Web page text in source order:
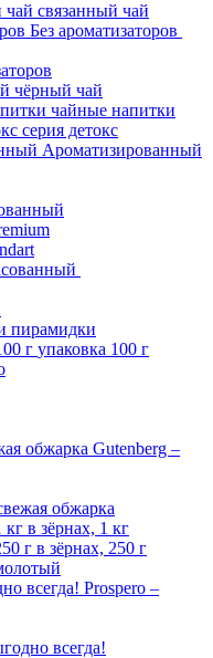
связанный чай
Без ароматизаторов
чёрный чай
чайные напитки
серия детокс
Ароматизированный
пирамидки
упаковка 100 г
Gutenberg –
обжарка
в зёрнах, 1 кг
в зёрнах, 250 г
Prospero –
всегда!